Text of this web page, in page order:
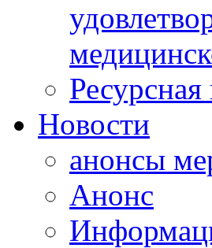
Ресурсная
Новости
анонсы
Анонс